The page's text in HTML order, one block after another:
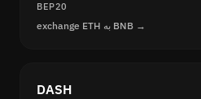
BEP20
exchange ETH به BNB →
DASH